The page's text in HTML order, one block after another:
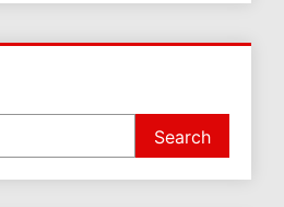
Search